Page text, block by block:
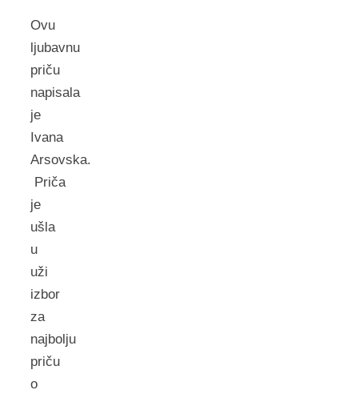
Ovu
ljubavnu
priču
napisala
je
Ivana
Arsovska.
Priča
je
ušla
u
uži
izbor
za
najbolju
priču
o